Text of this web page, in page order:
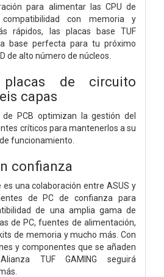
para alimentar las CPU de
con memoria y
rápidos, las placas base TUF
base perfecta para tu próximo
de alto número de núcleos.
de circuito
capas
de PCB optimizan la gestión del
críticos para mantenerlos a su
funcionamiento.
confianza
es una colaboración entre ASUS y
de PC de confianza para
de una amplia gama de
de PC, fuentes de alimentación,
de memoria y mucho más. Con
y componentes que se añaden
TUF GAMING seguirá